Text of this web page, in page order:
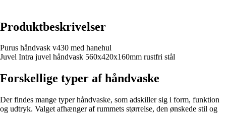
Produktbeskrivelser
Purus håndvask v430 med hanehul
Juvel Intra juvel håndvask 560x420x160mm rustfri stål
Forskellige typer af håndvaske
Der findes mange typer håndvaske, som adskiller sig i form, funktion
og udtryk. Valget afhænger af rummets størrelse, den ønskede stil og